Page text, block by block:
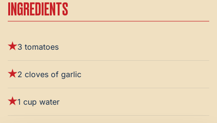
INGREDIENTS
3 tomatoes
2 cloves of garlic
1 cup water